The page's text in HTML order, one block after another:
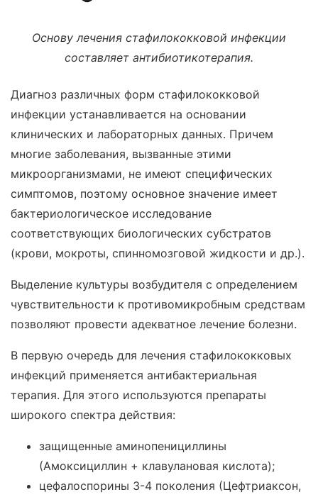
Основу лечения стафилококковой инфекции
составляет антибиотикотерапия.
Диагноз различных форм стафилококковой
инфекции устанавливается на основании
клинических и лабораторных данных. Причем
многие заболевания, вызванные этими
микроорганизмами, не имеют специфических
симптомов, поэтому основное значение имеет
бактериологическое исследование
соответствующих биологических субстратов
(крови, мокроты, спинномозговой жидкости и др.).
Выделение культуры возбудителя с определением
чувствительности к противомикробным средствам
позволяют провести адекватное лечение болезни.
В первую очередь для лечения стафилококковых
инфекций применяется антибактериальная
терапия. Для этого используются препараты
широкого спектра действия:
защищенные аминопенициллины
(Амоксициллин + клавулановая кислота);
цефалоспорины 3-4 поколения (Цефтриаксон,